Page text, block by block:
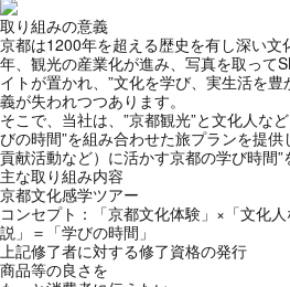
取り組みの意義
京都は1200年を超える歴史を有し深い文
年、観光の産業化が進み、写真を取って
イトが置かれ、”文化を学び、実生活を
義が失われつつあります。
そこで、当社は、”京都観光”と文化人な
びの時間”を組み合わせた旅プランを提
貢献活動など）に活かす京都の学び時間”
主な取り組み内容
京都文化感学ツアー
コンセプト：「京都文化体験」×「文化
説」＝「学びの時間」
上記修了者に対する修了資格の発行
商品等の良さを